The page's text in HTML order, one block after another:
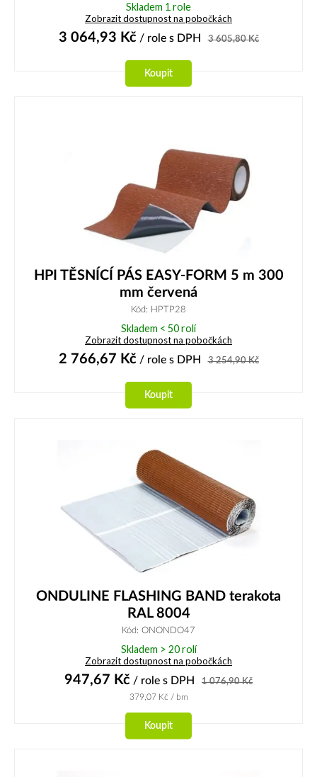
Skladem 1 role
Zobrazit dostupnost na pobočkách
3 064,93 Kč/ role s DPH 3 605,80Kč
Koupit
HPI TĚSNÍCÍ PÁS EASY-FORM 5 m 300
mm červená
Kód: HPTP28
Skladem < 50 rolí
Zobrazit dostupnost na pobočkách
2 766,67 Kč/ role s DPH 3 254,90Kč
Koupit
ONDULINE FLASHING BAND terakota
RAL 8004
Kód: ONONDO47
Skladem > 20 rolí
Zobrazit dostupnost na pobočkách
947,67 Kč / role s DPH 1 076,90Kč
379,07Kč / bm
Koupit